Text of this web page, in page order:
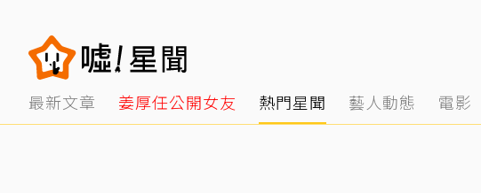
最新文章 姜厚任公開女友 熱門星聞 藝人動態 電影